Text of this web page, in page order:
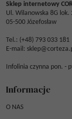
Sklep internetowy
Ul. Wilanowska 8G lok.
05-500 Józefosław
Tel.: (+48) 793 033 181
E-mail:
Infolinia czynna pon. -
Informacje
O NAS